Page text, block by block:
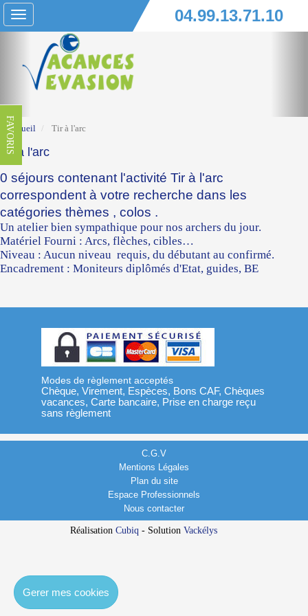
Toggle
navigation
04.99.13.71.10
FAVORIS
Accueil Tir à l'arc
Tir à l'arc
0 séjours contenant l'activité Tir à l'arc
correspondent à votre recherche dans les
catégories thèmes , colos .
Un atelier bien sympathique pour nos archers du jour.
Matériel Fourni : Arcs, flèches, cibles…
Niveau : Aucun niveau requis, du débutant au confirmé.
Encadrement : Moniteurs diplômés d'Etat, guides, BE
Modes de règlement acceptés
Chèque, Virement, Espèces, Bons CAF, Chèques
vacances, Carte bancaire, Prise en charge reçu
sans règlement
C.G.V
Mentions Légales
Plan du site
Espace Professionnels
Nous contacter
Réalisation Cubiq - Solution Vackélys
Gerer mes cookies